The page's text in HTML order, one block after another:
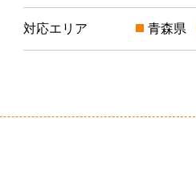
対応エリア 青森県